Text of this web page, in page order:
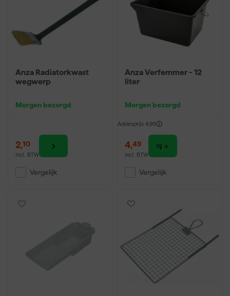
Anza Radiatorkwast
wegwerp
Morgen bezorgd
2,10
incl. BTW
Vergelijk
Anza Verfemmer - 12
liter
Morgen bezorgd
Adviesprijs 4,99
4,49
incl. BTW
Vergelijk